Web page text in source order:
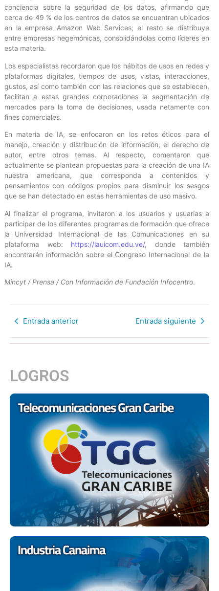
conciencia sobre la seguridad de los datos, afirmando que
cerca de 49 % de los centros de datos se encuentran ubicados
en la empresa Amazon Web Services; el resto se distribuye
entre empresas hegemónicas, consolidándolas como líderes en
esta materia.
Los especialistas recordaron que los hábitos de usos en redes y
plataformas digitales, tiempos de usos, vistas, interacciones,
gustos, así como también con las relaciones que se establecen,
facilitan a estas grandes corporaciones la segmentación de
mercados para la toma de decisiones, usada netamente con
fines comerciales.
En materia de IA, se enfocaron en los retos éticos para el
manejo, creación y distribución de información, el derecho de
autor, entre otros temas. Al respecto, comentaron que
actualmente se plantean propuestas para la creación de una IA
nuestra americana, que corresponda a contenidos y
pensamientos con códigos propios para disminuir los sesgos
que se han detectado en estas herramientas de uso masivo.
Al finalizar el programa, invitaron a los usuarios y usuarias a
participar de los diferentes programas de formación que ofrece
la Universidad Internacional de las Comunicaciones en su
plataforma web: https://lauicom.edu.ve/, donde también
encontrarán información sobre el Congreso Internacional de la
IA.
Mincyt / Prensa / Con Información de Fundación Infocentro.
Entrada anterior Entrada siguiente
LOGROS